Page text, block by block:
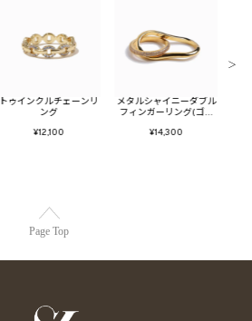
トゥインクルチェーンリ
ング
¥12,100
メタルシャイニーダブル
フィンガーリング(ゴー
¥14,300
＞
Page Top